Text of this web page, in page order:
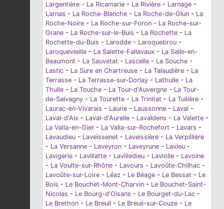
Largentière - La Ricamarie - La Rivière - Larnage -
Larnas - La Roche-Blanche - La Roche-de-Glun - La
Roche-Noire - La Roche-sur-Foron - La Roche-sur-
Grane - La Roche-sur-le-Buis - La Rochette - La
Rochette-du-Buis - Larodde - Laroquebrou -
Laroquevieille - La Salette-Fallavaux - La Salle-en-
Beaumont - La Sauvetat - Lascelle - La Souche -
Lastic - La Sure en Chartreuse - La Talaudière - La
Terrasse - La Terrasse-sur-Dorlay - Lathuile - La
Thuile - La Touche - La Tour-d'Auvergne - La Tour-
de-Salvagny - La Tourette - La Trinitat - La Tuilière -
Laurac-en-Vivarais - Laurie - Laussonne - Laval -
Laval-d'Aix - Laval-d'Aurelle - Lavaldens - La Valette -
La Valla-en-Gier - La Valla-sur-Rochefort - Lavars -
Lavaudieu - Laveissenet - Laveissière - La Verpillière
- La Versanne - Laveyron - Laveyrune - Lavieu -
Lavigerie - Lavillatte - Lavilledieu - Laviolle - Lavoine
- La Voulte-sur-Rhône - Lavours - Lavoûte-Chilhac -
Lavoûte-sur-Loire - Léaz - Le Béage - Le Bessat - Le
Bois - Le Bouchet-Mont-Charvin - Le Bouchet-Saint-
Nicolas - Le Bourg-d'Oisans - Le Bourget-du-Lac -
Le Brethon - Le Breuil - Le Breuil-sur-Couze - Le